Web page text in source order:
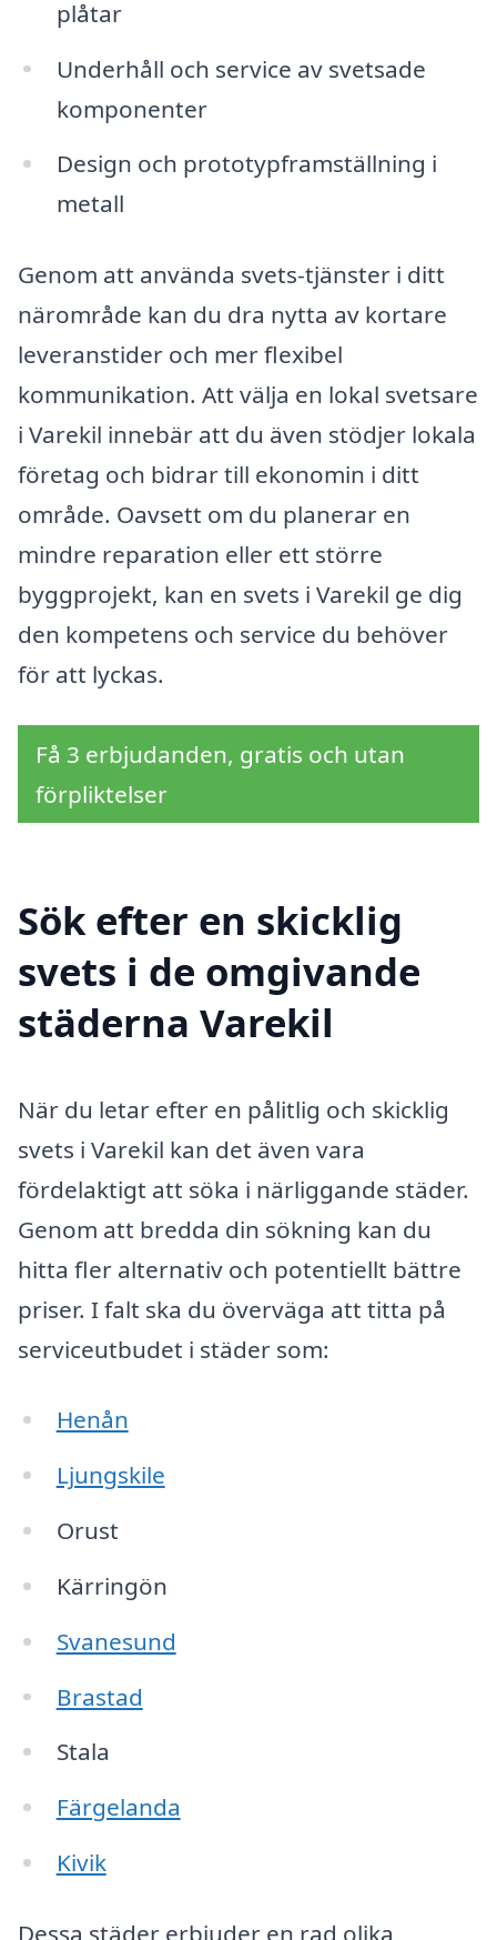
plåtar
Underhåll och service av svetsade
komponenter
Design och prototypframställning i
metall
Genom att använda svets-tjänster i ditt
närområde kan du dra nytta av kortare
leveranstider och mer flexibel
kommunikation. Att välja en lokal svetsare
i Varekil innebär att du även stödjer lokala
företag och bidrar till ekonomin i ditt
område. Oavsett om du planerar en
mindre reparation eller ett större
byggprojekt, kan en svets i Varekil ge dig
den kompetens och service du behöver
för att lyckas.
Få 3 erbjudanden, gratis och utan
förpliktelser
Sök efter en skicklig
svets i de omgivande
städerna Varekil
När du letar efter en pålitlig och skicklig
svets i Varekil kan det även vara
fördelaktigt att söka i närliggande städer.
Genom att bredda din sökning kan du
hitta fler alternativ och potentiellt bättre
priser. I falt ska du överväga att titta på
serviceutbudet i städer som:
Henån
Ljungskile
Orust
Kärringön
Svanesund
Brastad
Stala
Färgelanda
Kivik
Dessa städer erbjuder en rad olika